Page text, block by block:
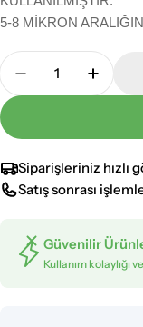
5-8 MİKRON
Adet
10 Adet SKP
10
Siparişleriniz hızlı
Satış sonrası
Güvenilir
Kullanım kolaylığı